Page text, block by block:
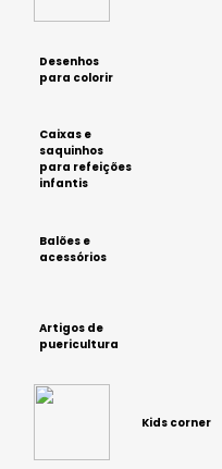
Desenhos
para colorir
Caixas e
saquinhos
para refeições
infantis
Balões e
acessórios
Artigos de
puericultura
Kids corner